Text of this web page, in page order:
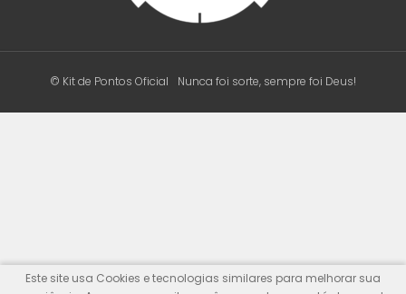
© Kit de Pontos Oficial Nunca foi sorte, sempre foi Deus!
Este site usa Cookies e tecnologias similares para melhorar sua